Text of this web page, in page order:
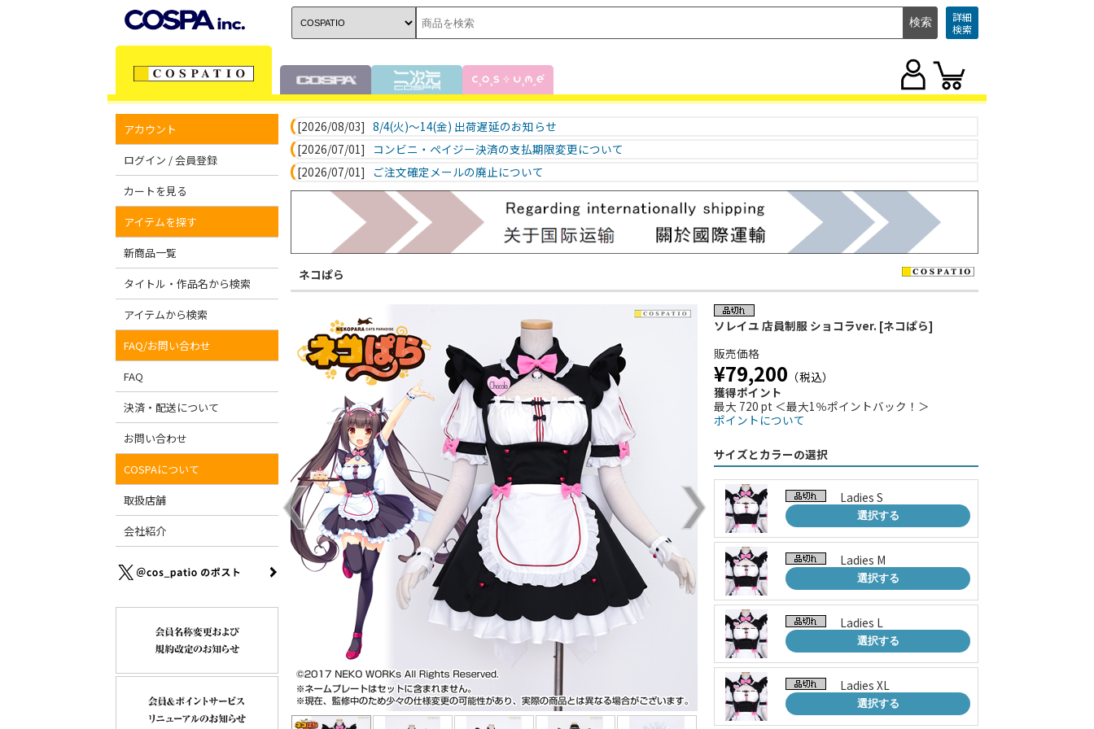
詳細
検索
アカウント
ログイン / 会員登録
カートを見る
アイテムを探す
新商品一覧
タイトル・作品名から検索
アイテムから検索
FAQ/お問い合わせ
FAQ
決済・配送について
お問い合わせ
COSPAについて
取扱店舗
会社紹介
[2026/08/03] 8/4(火)～14(金) 出荷遅延のお知らせ
[2026/07/01]
コンビニ・ペイジー決済の支払期限変更について
[2026/07/01]
ご注文確定メールの廃止について
ネコぱら
ソレイユ 店員制服 ショコラver. [ネコぱら]
販売価格
¥79,200 （税込）
獲得ポイント
最大 720 pt ＜最大1％ポイントバック！＞
ポイントについて
サイズとカラーの選択
Ladies S
選択する
Ladies M
選択する
Ladies L
選択する
Ladies XL
選択する